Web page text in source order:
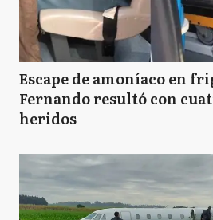
Escape de amoníaco en
Fernando resultó con
heridos